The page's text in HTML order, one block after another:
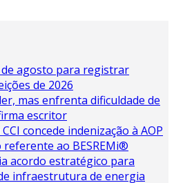
agosto para registrar
de 2026
mas enfrenta dificuldade de
escritor
concede indenização à AOP
ao BESREMi®
acordo estratégico para
infraestrutura de energia